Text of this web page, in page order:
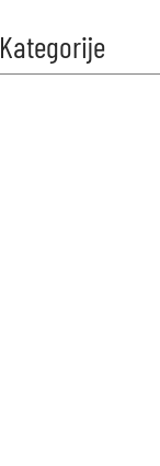
Kategorije